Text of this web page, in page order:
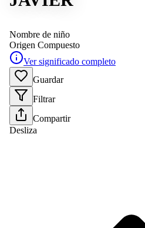
Nombre de niño
Origen Compuesto
Ver significado completo
Guardar
Filtrar
Compartir
Desliza